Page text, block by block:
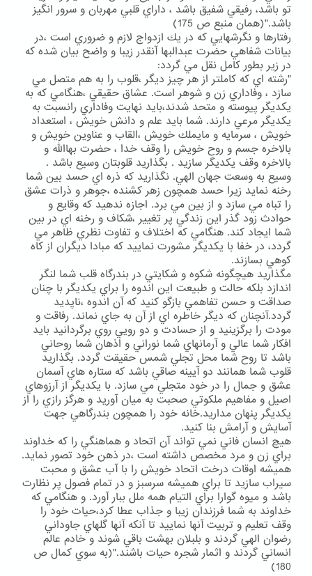
تو باشد، رفيقي شفيق باشد ، داراي قلبي مهربان و سرور انگيز
باشد."(همان منبع ص 175)
رفتارها و نگرشهايي كه در يك ازدواج لازم و ضروري است ،در
بيانات شفاهي حضرت عبدالبها آنقدر زيبا و واضح بيان شده كه
در زير بطور كامل نقل مي گردد:
"رشته اي كه كاملتر از هر چيز ديگر ،قلوب را به هم متصل مي
سازد ، وفاداري زن و شوهر است. عشاق حقيقي ،هنگامي كه به
يكديگر پيوسته و متحد شدند،بايد نهايت وفاداري رانسبت به
يكديگر مرعي دارند. شما بايد علم و دانش خويش ، استعداد
خويش ، سرمايه و مايملك خويش ،القاب و عناوين خويش و
بالاخره جسم و روح خويش را وقف خدا ، حضرت بهاالله و
بالاخره وقف يكديگر سازيد . بگذاريد قلوبتان وسيع باشد .
وسيع به وسعت جهان الهي. نگذاريد كه ذره اي حسد بين شما
رخنه نمايد زيرا حسد همچون زهر كشنده ،جوهر و ذرات عشق
را تباه مي سازد و از بين مي برد. اجازه ندهيد كه وقايع و
حوادث زود گذر اين زندگي پر تغيير ،شكاف و رخنه اي در بين
شما ايجاد كند. هنگامي كه اختلاف و تفاوت نظري ظاهر مي
گردد، در خفا با يكديگر مشورت نماييد كه مبادا ديگران از كاه
كوهي بسازند.
مگذاريد هيچگونه شكوه و شكايتي در بندرگاه قلب شما لنگر
اندازد بلكه حالت و طبيعت اين اندوه را براي يكديگر با چنان
صداقت و حسن تفاهمي بازگو كنيد كه آن اندوه ،ناپديد
گردد.آنچنان كه ديگر خاطره اي از آن به جاي نماند. رفاقت و
مودت را برگزينيد و از حسادت و دو رويي روي برگردانيد بايد
افكار شما عالي و آرمانهاي شما نوراني و اذهان شما روحاني
باشد تا روح شما محل تجلي شمس حقيقت گردد. بگذاريد
قلوب شما همانند دو آيينه صاقي باشد كه ستاره هاي آسمان
عشق و جمال را در خود متجلي مي سازد. با يكديگر از آرزوهاي
اصيل و مفاهيم ملكوتي صحبت به ميان آوريد و هرگز رازي را از
يكديگر پنهان مداريد.خانه خود را همچون بندرگاهي جهت
آسايش و آرامش بنا كنيد.
هيچ انسان فاني نمي تواند آن اتحاد و هماهنگي را كه خداوند
براي زن و مرد مخصص داشته است ،در ذهن خود تصور نمايد.
هميشه اوقات درخت اتحاد خويش را با آب عشق و محبت
سيراب سازيد تا براي هميشه سرسبز و در تمام فصول پر نظارت
باشد و ميوه گوارا براي التيام همه ملل ببار آورد. و هنگامي كه
خداوند به شما فرزندان زيبا و جذاب عطا كرد،حيات خود را
وقف تعليم و تربيت آنها نماييد تا آنكه آنها گلهاي جاوداني
رضوان الهي گردند و بلبلان بهشت باقي شوند و خادم عالم
انساني گردند و اثمار شجره حيات باشند."(به سوي كمال ص
180)